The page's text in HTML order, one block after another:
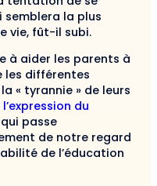
semblera la plus
vie, fût-il subi.
à aider les parents à
les différentes
« tyrannie » de leurs
l’expression du
qui passe
de notre regard
de l’éducation